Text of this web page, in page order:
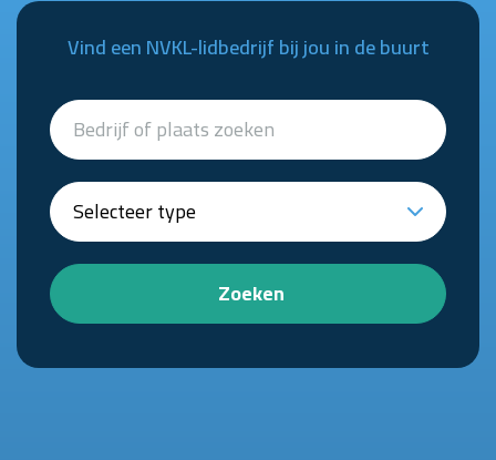
Vind een NVKL-lidbedrijf bij jou in de buurt
Zoeken